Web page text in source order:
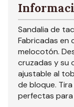
Sandalia de
Fabricadas en
melocotón.
cruzadas y su
ajustable al
de bloque.
perfectas para